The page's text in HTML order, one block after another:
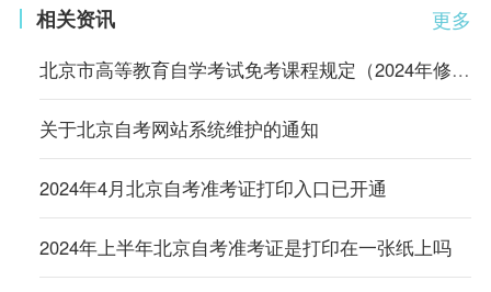
更多
相关资讯
北京市高等教育自学考试免考课程规定（2024年修订）
关于北京自考网站系统维护的通知
2024年4月北京自考准考证打印入口已开通
2024年上半年北京自考准考证是打印在一张纸上吗